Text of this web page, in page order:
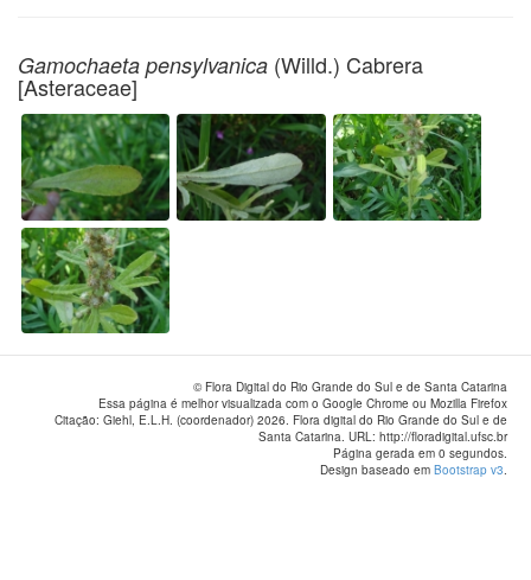
Gamochaeta pensylvanica (Willd.) Cabrera
[Asteraceae]
© Flora Digital do Rio Grande do Sul e de Santa Catarina
Essa página é melhor visualizada com o Google Chrome ou Mozilla Firefox
Citação: Giehl, E.L.H. (coordenador) 2026. Flora digital do Rio Grande do Sul e de
Santa Catarina. URL: http://floradigital.ufsc.br
Página gerada em 0 segundos.
Design baseado em Bootstrap v3.